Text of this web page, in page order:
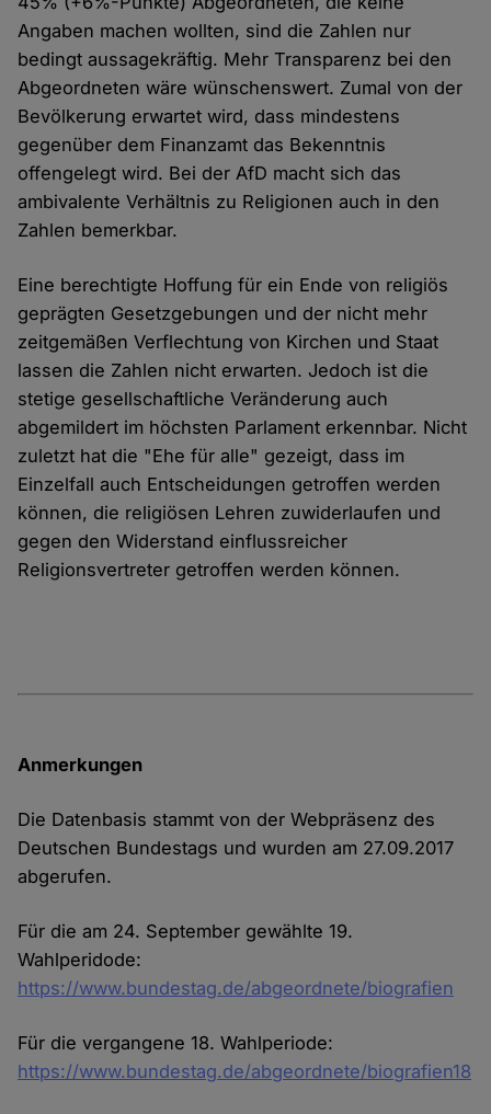
Angaben machen wollten, sind die Zahlen nur
bedingt aussagekräftig. Mehr Transparenz bei den
Abgeordneten wäre wünschenswert. Zumal von der
Bevölkerung erwartet wird, dass mindestens
gegenüber dem Finanzamt das Bekenntnis
offengelegt wird. Bei der AfD macht sich das
ambivalente Verhältnis zu Religionen auch in den
Zahlen bemerkbar.
Eine berechtigte Hoffung für ein Ende von religiös
geprägten Gesetzgebungen und der nicht mehr
zeitgemäßen Verflechtung von Kirchen und Staat
lassen die Zahlen nicht erwarten. Jedoch ist die
stetige gesellschaftliche Veränderung auch
abgemildert im höchsten Parlament erkennbar. Nicht
zuletzt hat die "Ehe für alle" gezeigt, dass im
Einzelfall auch Entscheidungen getroffen werden
können, die religiösen Lehren zuwiderlaufen und
gegen den Widerstand einflussreicher
Religionsvertreter getroffen werden können.
Anmerkungen
Die Datenbasis stammt von der Webpräsenz des
Deutschen Bundestags und wurden am 27.09.2017
abgerufen.
Für die am 24. September gewählte 19.
Wahlperidode:
https://www.bundestag.de/abgeordnete/biografien
Für die vergangene 18. Wahlperiode:
https://www.bundestag.de/abgeordnete/biografien18